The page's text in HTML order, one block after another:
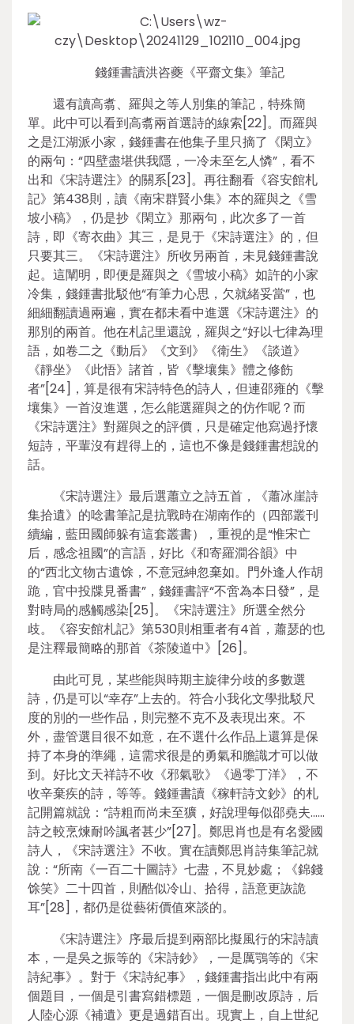
錢鍾書讀洪咨夔《平齋文集》筆記
還有讀高翥、羅與之等人別集的筆記，特殊簡
單。此中可以看到高翥兩首選詩的線索[22]。而羅與
之是江湖派小家，錢鍾書在他集子里只摘了《閑立》
的兩句：“四壁盡堪供我隱，一冷未至乞人憐”，看不
出和《宋詩選注》的關系[23]。再往翻看《容安館札
記》第438則，讀《南宋群賢小集》本的羅與之《雪
坡小稿》，仍是抄《閑立》那兩句，此次多了一首
詩，即《寄衣曲》其三，是見于《宋詩選注》的，但
只要其三。《宋詩選注》所收另兩首，未見錢鍾書說
起。這闡明，即便是羅與之《雪坡小稿》如許的小家
冷集，錢鍾書批駁他“有筆力心思，欠就緒妥當”，也
細細翻讀過兩遍，實在都未看中進選《宋詩選注》的
那別的兩首。他在札記里還說，羅與之“好以七律為理
語，如卷二之《動后》《文到》《衛生》《談道》
《靜坐》《此悟》諸首，皆《擊壤集》體之修飭
者”[24]，算是很有宋詩特色的詩人，但連邵雍的《擊
壤集》一首沒進選，怎么能選羅與之的仿作呢？而
《宋詩選注》對羅與之的評價，只是確定他寫過抒懷
短詩，平輩沒有趕得上的，這也不像是錢鍾書想說的
話。
《宋詩選注》最后選蕭立之詩五首，《蕭冰崖詩
集拾遺》的唸書筆記是抗戰時在湖南作的（四部叢刊
續編，藍田國師躲有這套叢書），重視的是“惟宋亡
后，感念祖國”的言語，好比《和寄羅澗谷韻》中
的“西北文物古遺馀，不意冠紳忽棄如。門外逢人作胡
跪，官中投牒見番書”，錢鍾書評“不啻為本日發”，是
對時局的感觸感染[25]。《宋詩選注》所選全然分
歧。《容安館札記》第530則相重者有4首，蕭瑟的也
是注釋最簡略的那首《茶陵道中》[26]。
由此可見，某些能與時期主旋律分歧的多數選
詩，仍是可以“幸存”上去的。符合小我化文學批駁尺
度的別的一些作品，則完整不克不及表現出來。不
外，盡管選目很不如意，在不選什么作品上還算是保
持了本身的準繩，這需求很是的勇氣和膽識才可以做
到。好比文天祥詩不收《邪氣歌》《過零丁洋》，不
收辛棄疾的詩，等等。錢鍾書讀《稼軒詩文鈔》的札
記開篇就說：“詩粗而尚未至獷，好說理每似邵堯夫……
詩之較烹煉耐吟諷者甚少”[27]。鄭思肖也是有名愛國
詩人，《宋詩選注》不收。實在讀鄭思肖詩集筆記就
說：“所南《一百二十圖詩》七盡，不見妙處；《錦錢
馀笑》二十四首，則酷似冷山、拾得，語意更詼詭
耳”[28]，都仍是從藝術價值來談的。
《宋詩選注》序最后提到兩部比擬風行的宋詩讀
本，一是吳之振等的《宋詩鈔》，一是厲鶚等的《宋
詩紀事》。對于《宋詩紀事》，錢鍾書指出此中有兩
個題目，一個是引書寫錯標題，一個是刪改原詩，后
人陸心源《補遺》更是過錯百出。現實上，自上世紀